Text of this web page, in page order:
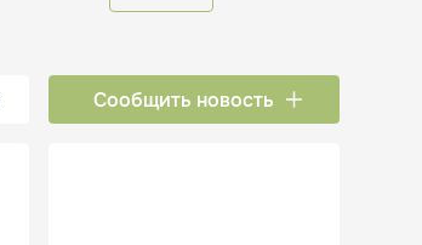
Сообщить новость